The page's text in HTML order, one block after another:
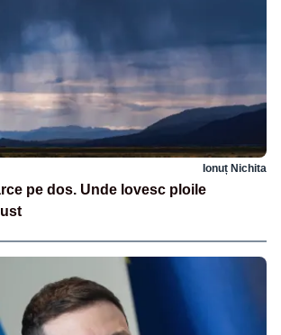
Ionuț Nichita
pe dos. Unde lovesc ploile